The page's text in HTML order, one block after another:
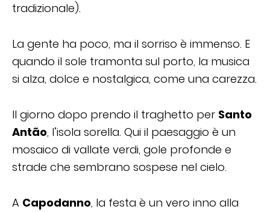
tradizionale).
La gente ha poco, ma il sorriso è immenso. E
quando il sole tramonta sul porto, la musica
si alza, dolce e nostalgica, come una carezza.
Il giorno dopo prendo il traghetto per Santo
Antão, l’isola sorella. Qui il paesaggio è un
mosaico di vallate verdi, gole profonde e
strade che sembrano sospese nel cielo.
A Capodanno, la festa è un vero inno alla